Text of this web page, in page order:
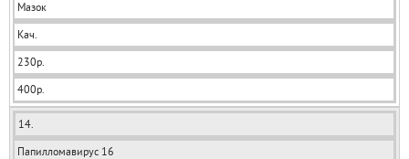
Мазок
Кач.
230р.
400р.
14.
Папилломавирус 16